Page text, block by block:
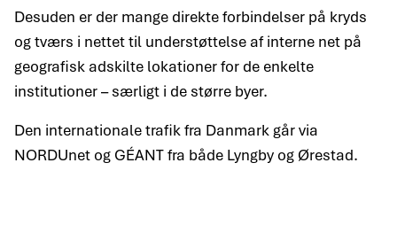
Desuden er der mange direkte forbindelser på kryds
og tværs i nettet til understøttelse af interne net på
geografisk adskilte lokationer for de enkelte
institutioner – særligt i de større byer.
Den internationale trafik fra Danmark går via
NORDUnet og GÉANT fra både Lyngby og Ørestad.